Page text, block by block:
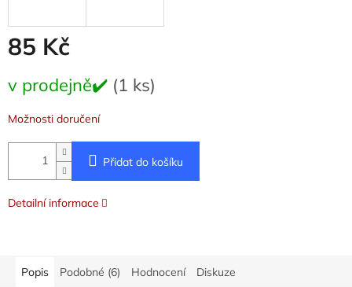
85 Kč
cena:
v prodejně✔️ (1 ks)
Možnosti doručení
Přidat do košíku
Detailní informace
Popis Podobné (6) Hodnocení Diskuze